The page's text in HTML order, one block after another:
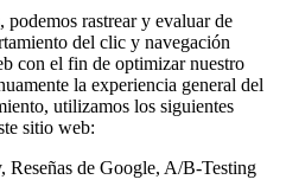
podemos rastrear y evaluar de
del clic y navegación
con el fin de optimizar nuestro
la experiencia general del
utilizamos los siguientes
sitio web:
de Google, A/B-Testing